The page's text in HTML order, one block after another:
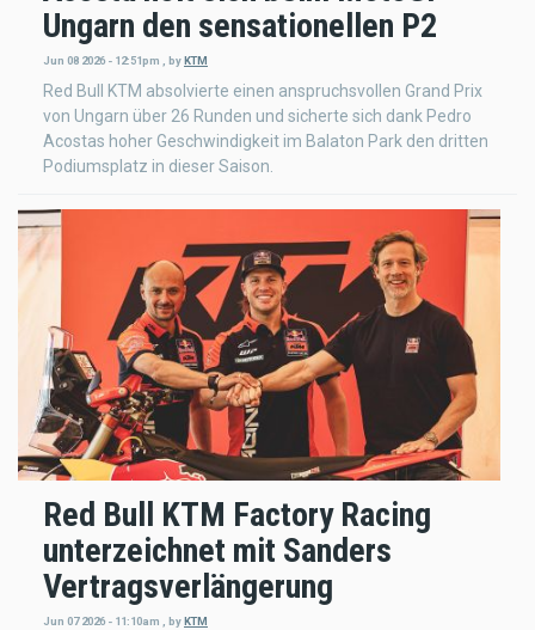
Ungarn den sensationellen P2
Jun 08 2026 - 12:51pm , byKTM
Red Bull KTM absolvierte einen anspruchsvollen Grand Prix
von Ungarn über 26 Runden und sicherte sich dank Pedro
Acostas hoher Geschwindigkeit im Balaton Park den dritten
Podiumsplatz in dieser Saison.
Red Bull KTM Factory Racing
unterzeichnet mit Sanders
Vertragsverlängerung
Jun 07 2026 - 11:10am , by KTM